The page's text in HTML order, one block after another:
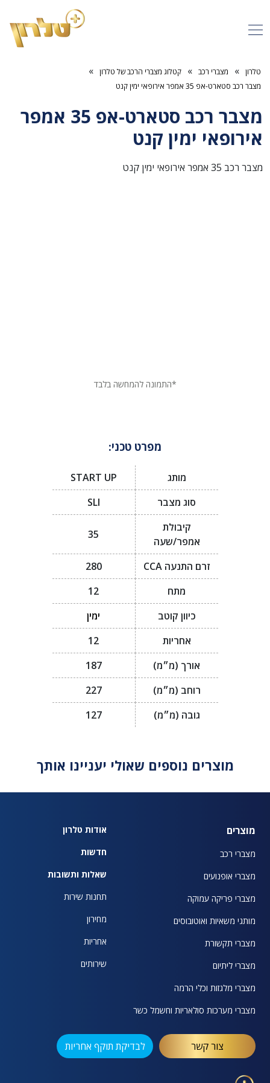
טלרון » מצברי רכב » קטלוג מצברי הרכב של טלרון »
מצבר רכב סטארט-אפ 35 אמפר אירופאי ימין קנט
מצבר רכב סטארט-אפ 35 אמפר
אירופאי ימין קנט
מצבר רכב 35 אמפר אירופאי ימין קנט
*התמונה להמחשה בלבד
מפרט טכני:
מותג
START UP
סוג מצבר
SLI
קיבולת
אמפר/שעה
35
זרם התנעה CCA
280
מתח
12
כיוון קוטב
ימין
אחריות
12
אורך (מ״מ)
187
רוחב (מ״מ)
227
גובה (מ״מ)
127
מוצרים נוספים שאולי יעניינו אותך
מוצרים
מצברי רכב
מצברי אופנועים
מצברי פריקה עמוקה
מותגי משאיות ואוטובוסים
מצברי תקשורת
מצברי ליתיום
מצברי מלגזות וכלי הרמה
מצברי מערכות סולאריות וחשמל כשר
אודות טלרון
חדשות
שאלות ותשובות
תחנות שירות
מחירון
אחריות
שירותים
צור קשר לבדיקת תוקף אחריות